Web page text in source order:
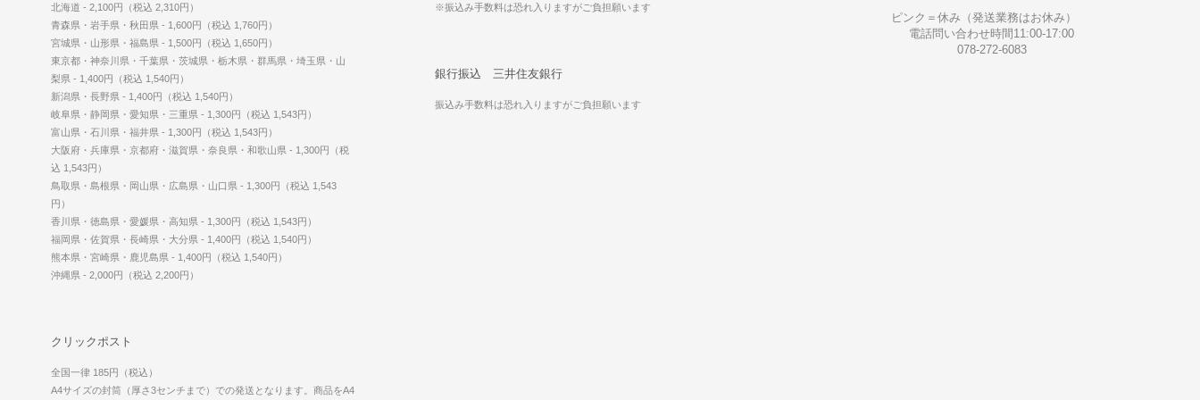
北海道 - 2,100円（税込 2,310円）
青森県・岩手県・秋田県 - 1,600円（税込 1,760円）
宮城県・山形県・福島県 - 1,500円（税込 1,650円）
東京都・神奈川県・千葉県・茨城県・栃木県・群馬県・埼玉県・山
梨県 - 1,400円（税込 1,540円）
新潟県・長野県 - 1,400円（税込 1,540円）
岐阜県・静岡県・愛知県・三重県 - 1,300円（税込 1,543円）
富山県・石川県・福井県 - 1,300円（税込 1,543円）
大阪府・兵庫県・京都府・滋賀県・奈良県・和歌山県 - 1,300円（税
込 1,543円）
鳥取県・島根県・岡山県・広島県・山口県 - 1,300円（税込 1,543
円）
香川県・徳島県・愛媛県・高知県 - 1,300円（税込 1,543円）
福岡県・佐賀県・長崎県・大分県 - 1,400円（税込 1,540円）
熊本県・宮崎県・鹿児島県 - 1,400円（税込 1,540円）
沖縄県 - 2,000円（税込 2,200円）
クリックポスト
全国一律 185円（税込）
A4サイズの封筒（厚さ3センチまで）での発送となります。商品をA4
※振込み手数料は恐れ入りますがご負担願います
銀行振込 三井住友銀行
振込み手数料は恐れ入りますがご負担願います
ピンク＝休み（発送業務はお休み）
電話問い合わせ時間11:00-17:00
078-272-6083